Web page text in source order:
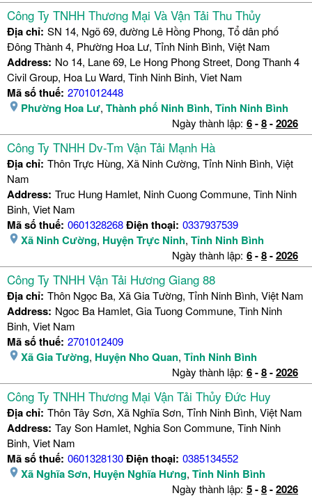
Công Ty TNHH Thương Mại Và Vận Tải Thu Thủy
Địa chỉ: SN 14, Ngõ 69, đường Lê Hồng Phong, Tổ dân phố
Đông Thành 4, Phường Hoa Lư, Tỉnh Ninh Bình, Việt Nam
Address: No 14, Lane 69, Le Hong Phong Street, Dong Thanh 4
Civil Group, Hoa Lu Ward, Tinh Ninh Binh, Viet Nam
Mã số thuế: 2701012448
Phường Hoa Lư, Thành phố Ninh Bình, Tỉnh Ninh Bình
Ngày thành lập: 6-8-2026
Công Ty TNHH Dv-Tm Vận Tải Mạnh Hà
Địa chỉ: Thôn Trực Hùng, Xã Ninh Cường, Tỉnh Ninh Bình, Việt
Nam
Address: Truc Hung Hamlet, Ninh Cuong Commune, Tinh Ninh
Binh, Viet Nam
Mã số thuế: 0601328268Điện thoại: 0337937539
Xã Ninh Cường, Huyện Trực Ninh, Tỉnh Ninh Bình
Ngày thành lập: 6-8-2026
Công Ty TNHH Vận Tải Hương Giang 88
Địa chỉ: Thôn Ngọc Ba, Xã Gia Tường, Tỉnh Ninh Bình, Việt Nam
Address: Ngoc Ba Hamlet, Gia Tuong Commune, Tinh Ninh
Binh, Viet Nam
Mã số thuế: 2701012409
Xã Gia Tường, Huyện Nho Quan, Tỉnh Ninh Bình
Ngày thành lập: 6-8-2026
Công Ty TNHH Thương Mại Vận Tải Thủy Đức Huy
Địa chỉ: Thôn Tây Sơn, Xã Nghĩa Sơn, Tỉnh Ninh Bình, Việt Nam
Address: Tay Son Hamlet, Nghia Son Commune, Tinh Ninh
Binh, Viet Nam
Mã số thuế: 0601328130Điện thoại: 0385134552
Xã Nghĩa Sơn, Huyện Nghĩa Hưng, Tỉnh Ninh Bình
Ngày thành lập: 5-8-2026